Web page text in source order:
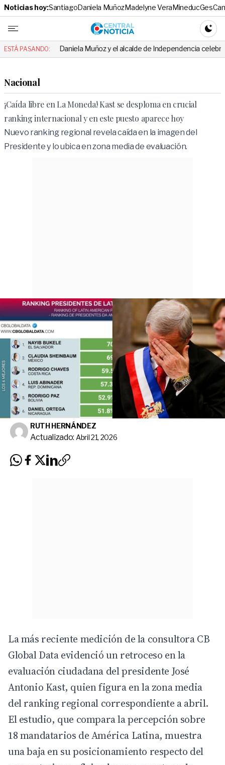
Noticias hoy:SantiagoDaniela MuñozMadelyne VeraMineducGes
Central
ESTÁ PASANDO:
Daniela Muñoz y el alcalde de Independencia celebraron hito: el
Nacional
¡Caída libre en La Moneda! Kast se desploma en crucial
ranking internacional y en este puesto aparece hoy
Nuevo ranking regional revela caída en la imagen del
Presidente y lo ubica en zona media de evaluación.
RUTH HERNÁNDEZ
Actualizado: Abril 21, 2026
La más reciente medición de la consultora CB
Global Data evidenció un retroceso en la
evaluación ciudadana del presidente José
Antonio Kast, quien figura en la zona media
del ranking regional correspondiente a abril.
El estudio, que compara la percepción sobre
18 mandatarios de América Latina, muestra
una baja en su posicionamiento respecto del